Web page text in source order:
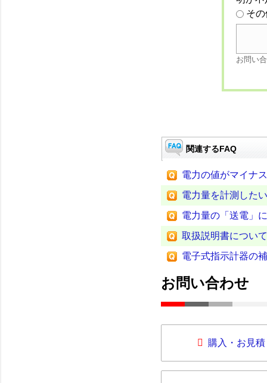
そ
お問い
関連するFAQ
電力の値がマイナ
電力量を計測したい
電力量の「送電」
取扱説明書について
電子式指示計器の
お問い合わせ
購入・お見